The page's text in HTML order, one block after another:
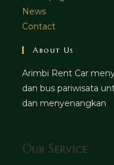
News
Contact
About Us
Arimbi Rent Car
dan bus pariwisata
dan menyenangkan
Our Service